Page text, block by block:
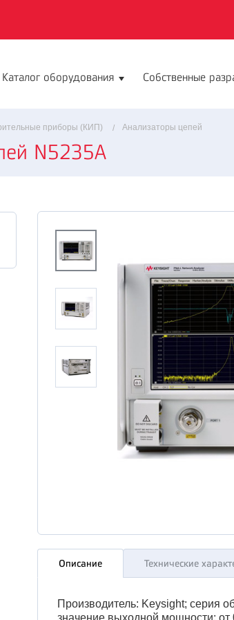
Каталог оборудования Собственные
приборы (КИП) Анализаторы цепей
N5235A
Описание Технические
Производитель: Keysight; серия
значение выходной мощности: от